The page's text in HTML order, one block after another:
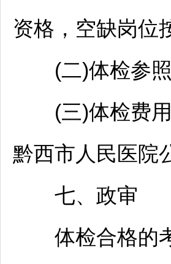
资格，空缺岗位
(二)体检参照
(三)体检费用
黔西市人民医院
七、政审
体检合格的考